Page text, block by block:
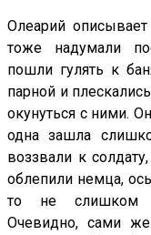
Олеарий
тоже надумали
пошли гулять к
парной и
окунуться с ними.
одна зашла
воззвали к
облепили немца,
то не слишком
Очевидно, сами